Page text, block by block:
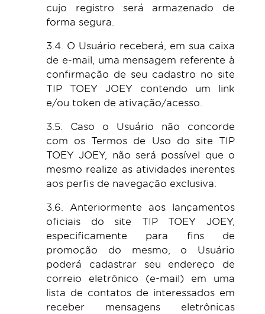
cujo registro será armazenado de
forma segura.
3.4. O Usuário receberá, em sua caixa
de e-mail, uma mensagem referente à
confirmação de seu cadastro no site
TIP TOEY JOEY contendo um link
e/ou token de ativação/acesso.
3.5. Caso o Usuário não concorde
com os Termos de Uso do site TIP
TOEY JOEY, não será possível que o
mesmo realize as atividades inerentes
aos perfis de navegação exclusiva.
3.6. Anteriormente aos lançamentos
oficiais do site TIP TOEY JOEY,
especificamente para fins de
promoção do mesmo, o Usuário
poderá cadastrar seu endereço de
correio eletrônico (e-mail) em uma
lista de contatos de interessados em
receber mensagens eletrônicas